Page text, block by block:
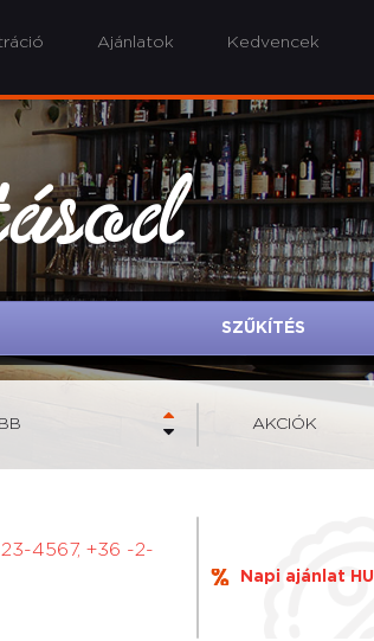
Ajánlatok Kedvencek
SZŰKÍTÉS
AKCIÓK
4567, +36 -2-
Napi ajánlat HU